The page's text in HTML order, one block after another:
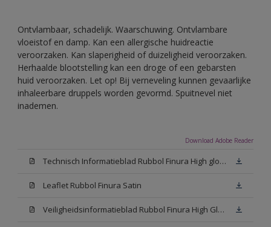
Ontvlambaar, schadelijk. Waarschuwing. Ontvlambare
vloeistof en damp. Kan een allergische huidreactie
veroorzaken. Kan slaperigheid of duizeligheid veroorzaken.
Herhaalde blootstelling kan een droge of een gebarsten
huid veroorzaken. Let op! Bij verneveling kunnen gevaarlijke
inhaleerbare druppels worden gevormd. Spuitnevel niet
inademen.
Download Adobe Reader
Technisch Informatieblad Rubbol Finura High gloss (PDF)
Leaflet Rubbol Finura Satin
Veiligheidsinformatieblad Rubbol Finura High Gloss W05 (MSDS)